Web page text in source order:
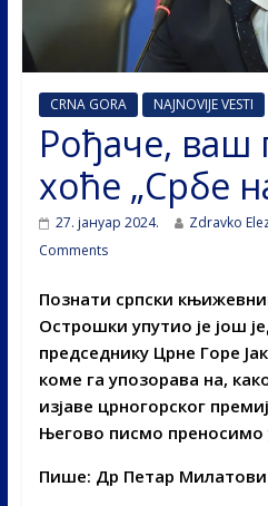
CRNA GORA NAJNOVIJE VESTI
Рођаче, ваш
хоће „Србе
27. јануар 2024. Zdravko
Comments
Познати српски
Острошки упутио је још
председнику Црне Горе
коме га упозорава на,
изјаве црногорског
Његово писмо преносимо
Пише: Др Петар